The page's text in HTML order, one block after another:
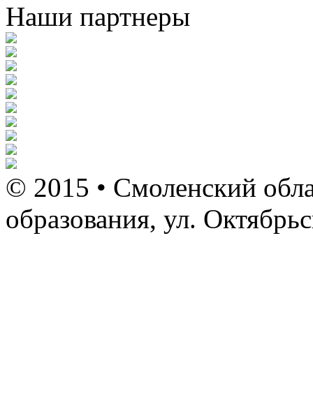
Наши партнеры
© 2015 • Смоленский
образования, ул.